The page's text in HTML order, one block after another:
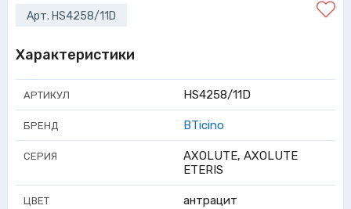
Арт. HS4258/11D
Характеристики
АРТИКУЛ HS4258/11D
БРЕНД BTicino
СЕРИЯ
AXOLUTE, AXOLUTE
ETERIS
ЦВЕТ антрацит